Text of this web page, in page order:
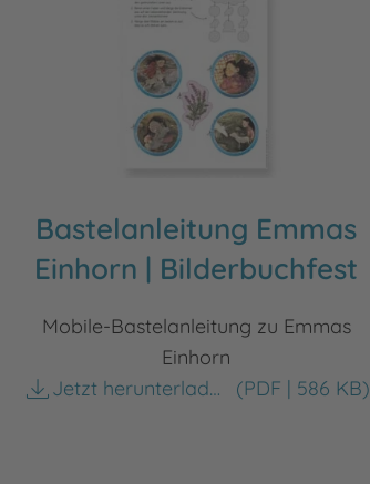
Bastelanleitung Emmas
Einhorn | Bilderbuchfest
Mobile-Bastelanleitung zu Emmas
Einhorn
Jetzt herunterladen
(PDF | 586 KB)